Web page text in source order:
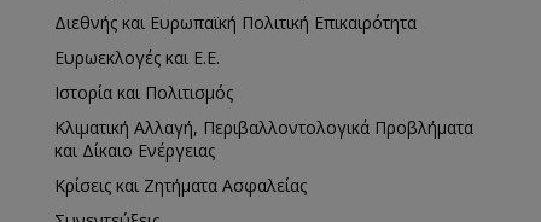
Διεθνής και Ευρωπαϊκή Πολιτική Επικαιρότητα
Ευρωεκλογές και Ε.Ε.
Ιστορία και Πολιτισμός
Κλιματική Αλλαγή, Περιβαλλοντολογικά Προβλήματα
και Δίκαιο Ενέργειας
Κρίσεις και Ζητήματα Ασφαλείας